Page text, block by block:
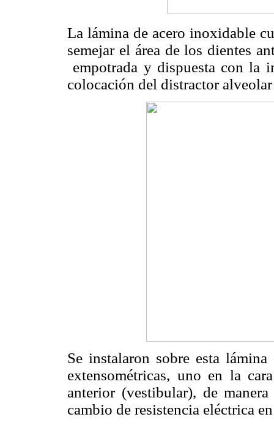
La lámina de acero inoxidable
semejar el área de los dientes
empotrada y dispuesta con la
colocación del distractor
Se instalaron sobre esta
extensométricas, uno en la
anterior (vestibular), de
cambio de resistencia eléctrica